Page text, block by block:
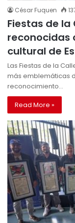
César Fuquen
Fiestas de la
reconocidas
cultural de
Las Fiestas de la
más emblemáticas
reconocimiento…
Read More »